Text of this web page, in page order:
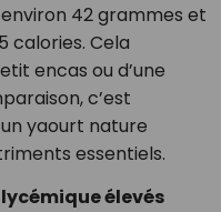
42 grammes et
calories. Cela
encas ou d’une
c’est
yaourt nature
essentiels.
élevés